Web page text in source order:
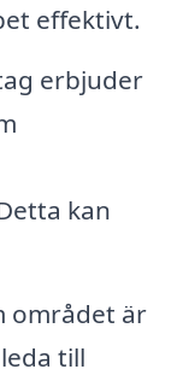
effektivt.
erbjuder
kan
området är
till